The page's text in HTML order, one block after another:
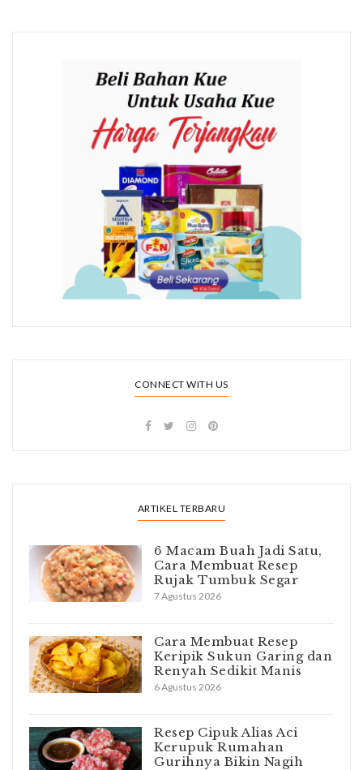
CONNECT WITH US
ARTIKEL TERBARU
6 Macam Buah Jadi Satu,
Cara Membuat Resep
Rujak Tumbuk Segar
7 Agustus 2026
Cara Membuat Resep
Keripik Sukun Garing dan
Renyah Sedikit Manis
6 Agustus 2026
Resep Cipuk Alias Aci
Kerupuk Rumahan
Gurihnya Bikin Nagih